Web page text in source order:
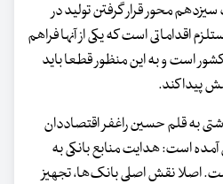
محور قرار گرفتن تولید در
اقداماتی است که یکی از آنها فراهم
است و به این منظور قطعا باید
پیدا کند.
ملی در ۹ تیر یادداشتی به قلم حسین راغفر اقتصاددان
آمده است: هدایت منابع بانکی به
اصلا نقش اصلی بانک‌ها، تجهیز